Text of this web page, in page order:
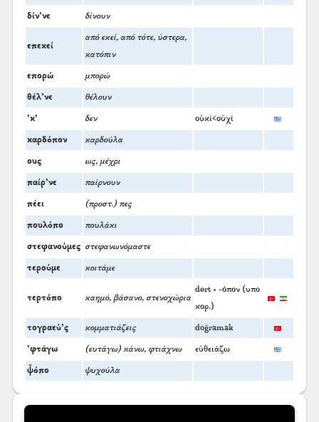
δίν’νε δίνουν
επεκεί
από εκεί, από τότε, ύστερα,
κατόπιν
επορώ μπορώ
θέλ’νε θέλουν
’κ’ δεν οὐκί<οὐχί
καρδόπον καρδούλα
ους ως, μέχρι
παίρ’νε παίρνουν
πέει (προστ.) πες
πουλόπο πουλάκι
στεφανούμες στεφανωνόμαστε
τερούμε κοιτάμε
τερτόπο καημό, βάσανο, στενοχώρια
dert + -όπον (υπο
κορ.)
τογραεύ’ς κομματιάζεις doğramak
’φτάγω (ευτάγω) κάνω, φτιάχνω εὐθειάζω
ψ̌όπο ψυχούλα